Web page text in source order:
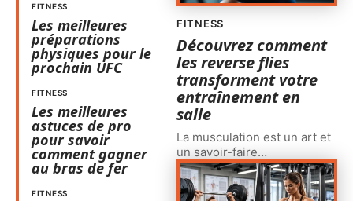
FITNESS
Les meilleures
préparations
physiques pour le
prochain UFC
FITNESS
Les meilleures
astuces de pro
pour savoir
comment gagner
au bras de fer
FITNESS
FITNESS
Découvrez comment
les reverse flies
transforment votre
entraînement en
salle
La musculation est un art et
un savoir-faire…